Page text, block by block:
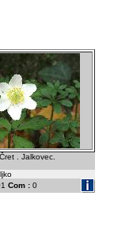
. Jalkovec.
Com : 0